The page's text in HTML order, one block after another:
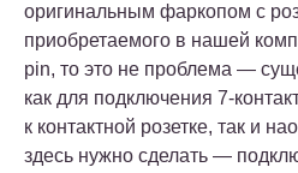
оригинальным фаркопом с
приобретаемого в нашей
pin, то это не проблема —
как для подключения 7-
к контактной розетке, так и
здесь нужно сделать —